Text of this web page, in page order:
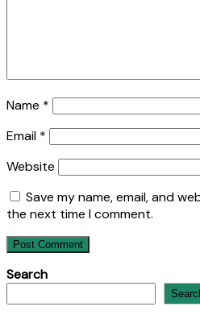
Name *
Email *
Website
Save my name, email, and
the next time I comment.
Search